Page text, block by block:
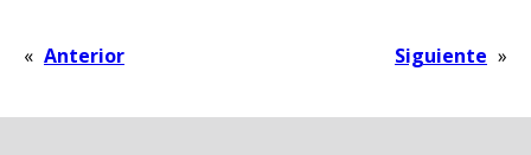
« Anterior Siguiente »